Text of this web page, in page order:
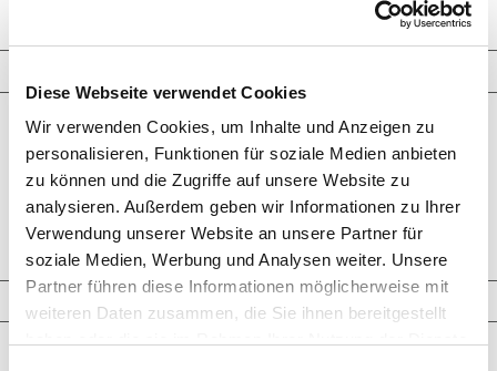
Diese Webseite verwendet Cookies
Wir verwenden Cookies, um Inhalte und Anzeigen zu
personalisieren, Funktionen für soziale Medien anbieten
zu können und die Zugriffe auf unsere Website zu
analysieren. Außerdem geben wir Informationen zu Ihrer
Verwendung unserer Website an unsere Partner für
soziale Medien, Werbung und Analysen weiter. Unsere
Partner führen diese Informationen möglicherweise mit
weiteren Daten zusammen, die Sie ihnen bereitgestellt
Ringe
Ohrringe
Armbänder
Halsketten
Man­schet­ten­­knöpfe
Broschen-Objekte
Ver­lo­bungs­­ringe
TPL_NN_HIGHLIGHTS